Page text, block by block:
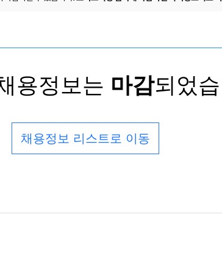
용정보는 마감되었
채용정보 리스트로 이동